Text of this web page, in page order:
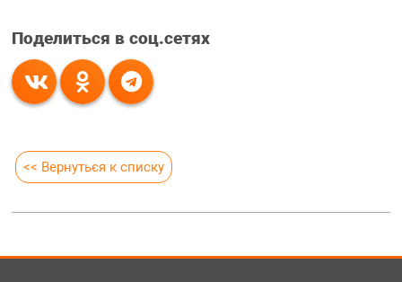
Поделиться в соц.сетях
<< Вернуться к списку